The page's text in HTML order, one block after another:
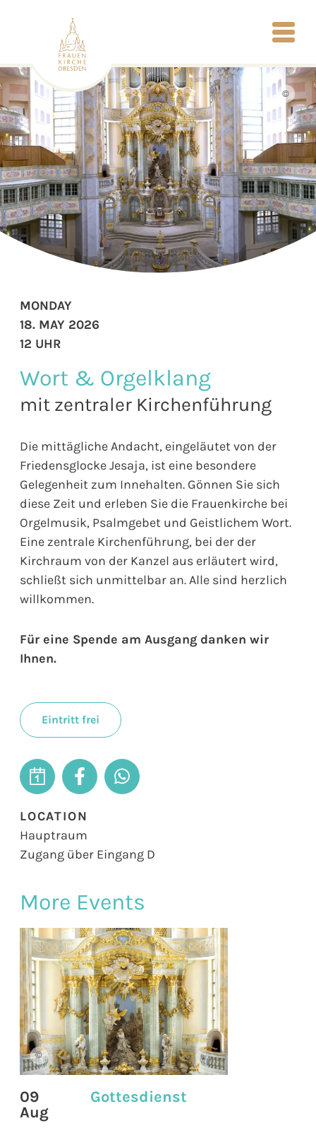
©
Wort & Orgelklang
mit zentraler Kirchenführung
Die mittägliche Andacht, eingeläutet von der
Friedensglocke Jesaja, ist eine besondere
Gelegenheit zum Innehalten. Gönnen Sie sich
diese Zeit und erleben Sie die Frauenkirche bei
Orgelmusik, Psalmgebet und Geistlichem Wort.
Eine zentrale Kirchenführung, bei der der
Kirchraum von der Kanzel aus erläutert wird,
schließt sich unmittelbar an. Alle sind herzlich
willkommen.
Für eine Spende am Ausgang danken wir
Ihnen.
Eintritt frei
MONDAY
18. MAY 2026
12 UHR
LOCATION
Hauptraum
Zugang über Eingang D
More Events
©
09
Aug
Gottesdienst